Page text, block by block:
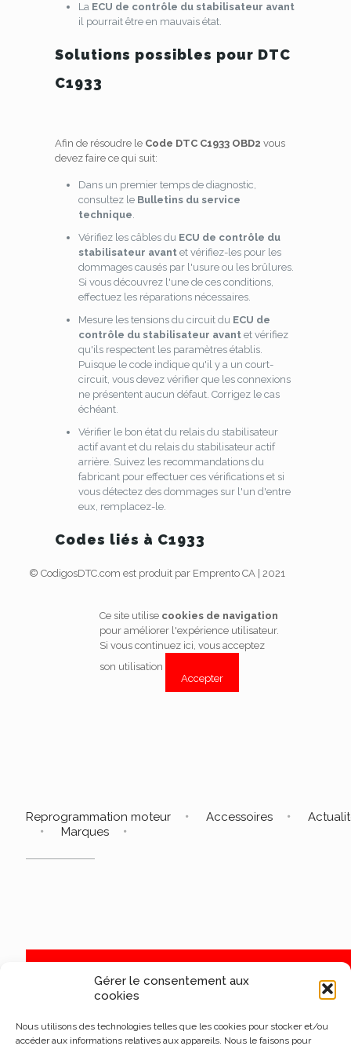
Gérer le consentement aux
cookies
Nous utilisons des technologies telles que les cookies pour stocker et/ou
accéder aux informations relatives aux appareils. Nous le faisons pour
La ECU de contrôle du stabilisateur avant
il pourrait être en mauvais état.
Solutions possibles pour DTC
C1933
Afin de résoudre le Code DTC C1933 OBD2 vous
devez faire ce qui suit:
Dans un premier temps de diagnostic,
consultez le Bulletins du service
technique.
Vérifiez les câbles du ECU de contrôle du
stabilisateur avantet vérifiez-les pour les
dommages causés par l'usure ou les brûlures.
Si vous découvrez l'une de ces conditions,
effectuez les réparations nécessaires.
Mesure les tensions du circuit du ECU de
contrôle du stabilisateur avantet vérifiez
qu'ils respectent les paramètres établis.
Puisque le code indique qu'il y a un court-
circuit, vous devez vérifier que les connexions
ne présentent aucun défaut. Corrigez le cas
échéant.
Vérifier le bon état du relais du stabilisateur
actif avant et du relais du stabilisateur actif
arrière. Suivez les recommandations du
fabricant pour effectuer ces vérifications et si
vous détectez des dommages sur l'un d'entre
eux, remplacez-le.
Codes liés à C1933
© CodigosDTC.com est produit par Emprento CA | 2021
Ce site utilise cookies de navigation
pour améliorer l'expérience utilisateur.
Si vous continuez ici, vous acceptez
son utilisation
Accepter
Reprogrammation moteur Accessoires
Marques